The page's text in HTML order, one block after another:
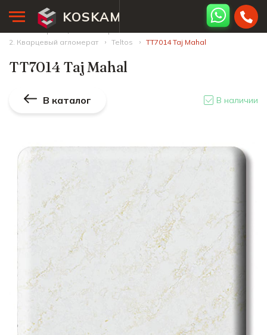
KOSKAM
Главная страница
2. Кварцевый агломерат
Teltos TT7014 Taj Mahal
TT7014 Taj Mahal
В каталог В наличии